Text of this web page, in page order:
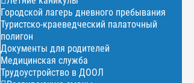
Городской лагерь дневного пребывания
Туристско-краеведческий палаточный
полигон
Документы для родителей
Медицинская служба
Трудоустройство в ДООЛ